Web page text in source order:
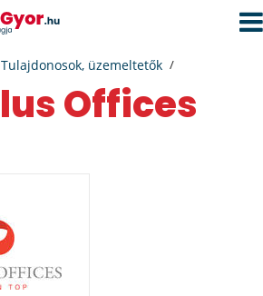
Tulajdonosok, üzemeltetők